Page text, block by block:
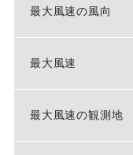
最大風速の風向
最大風速
最大風速の観測地